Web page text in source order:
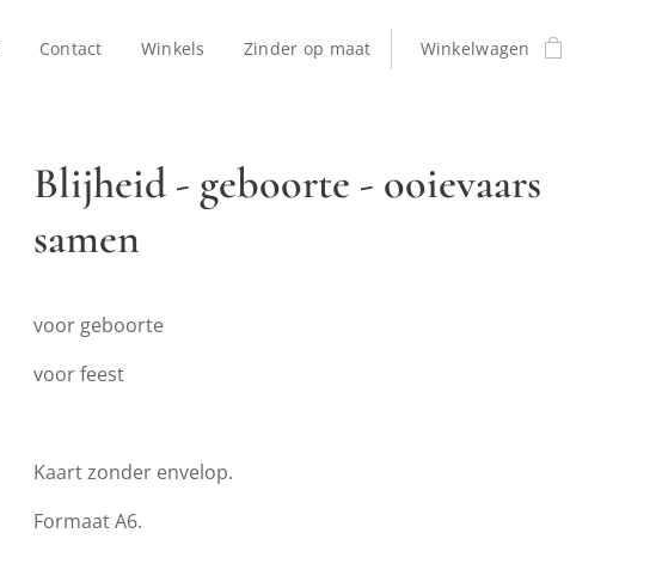
Contact Winkels Zinder op maat Winkelwagen
Blijheid - geboorte - ooievaars
samen
voor geboorte
voor feest
Kaart zonder envelop.
Formaat A6.